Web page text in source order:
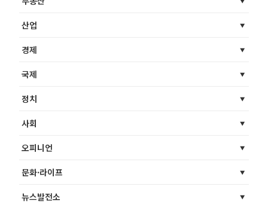
산업
경제
국제
정치
사회
오피니언
문화·라이프
뉴스발전소